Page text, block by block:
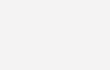
[GK] Oubliez Crazy Taxi,
[LS] [Switch] NSZ 5.0.0
[GK] No More Room in
[GK] Un chatbot Atelier